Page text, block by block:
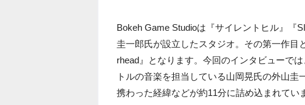
Bokeh Game Studioは『サイレントヒル』『
圭一郎氏が設立したスタジオ。その第一作目
rhead』となります。今回のインタビューで
トルの音楽を担当している山岡晃氏の外山
携わった経緯などが約11分に詰め込まれてい